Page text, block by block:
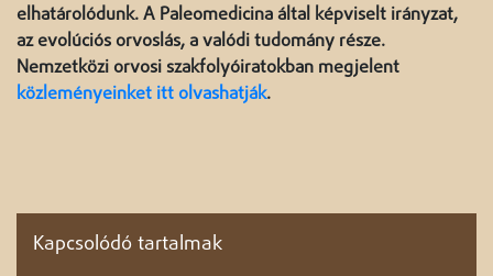
elhatárolódunk. A Paleomedicina által képviselt irányzat,
az evolúciós orvoslás, a valódi tudomány része.
Nemzetközi orvosi szakfolyóiratokban megjelent
közleményeinket itt olvashatják.
Kapcsolódó tartalmak